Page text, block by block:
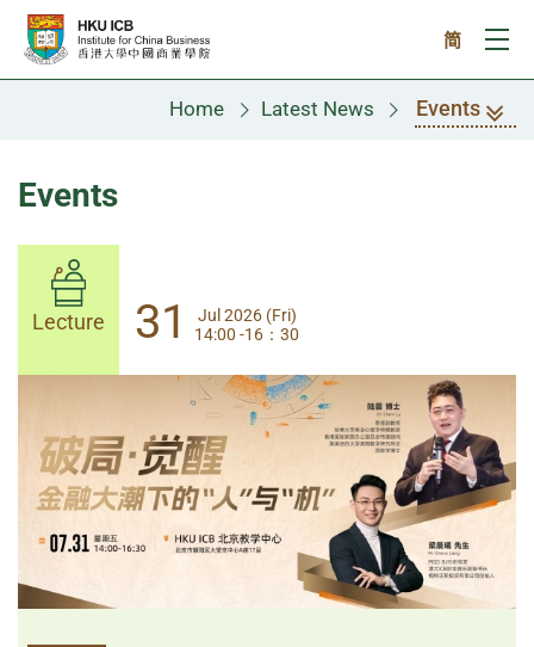
Skip to main content
简
Home Latest News Events
Events
Lecture 31
Jul 2026 (Fri)
14:00-17:30
Lecture 31
Jul 2026 (Fri)
14:00 -16：30